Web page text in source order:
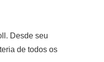
Desde seu
de todos os